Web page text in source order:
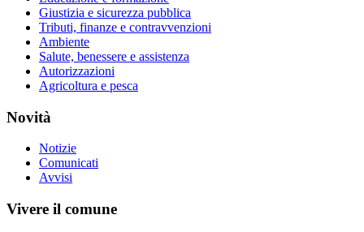
Giustizia e sicurezza pubblica
Tributi, finanze e contravvenzioni
Ambiente
Salute, benessere e assistenza
Autorizzazioni
Agricoltura e pesca
Novità
Notizie
Comunicati
Avvisi
Vivere il comune